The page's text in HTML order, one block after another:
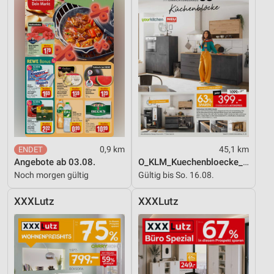
0,9 km
Angebote ab 03.08.
Noch morgen gültig
45,1 km
O_KLM_Kuechenbloecke_01_26_ES
Gültig bis So. 16.08.
XXXLutz XXXLutz